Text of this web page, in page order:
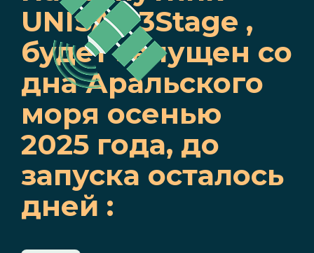
UNISAT 3Stage ,
будет запущен со
дна Аральского
моря осенью
2025 года, до
запуска осталось
дней :